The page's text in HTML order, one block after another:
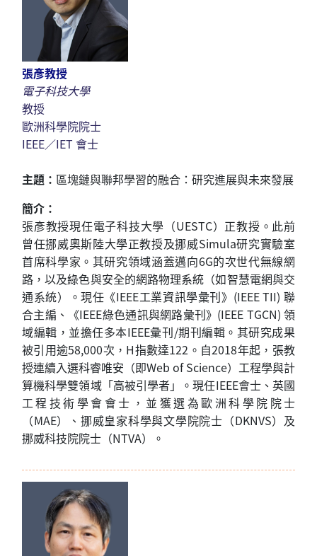
張彥教授
電子科技大學
教授
歐洲科學院院士
IEEE／IET 會士
主題： 區塊鏈與聯邦學習的融合：研究進展與未來發展
簡介：
張彥教授現任電子科技大學（UESTC）正教授。此前
曾任挪威奧斯陸大學正教授及挪威Simula研究實驗室
首席科學家。其研究領域涵蓋邁向6G的次世代無線網
路，以及綠色與安全的網路物理系統（如智慧電網與交
通系統）。現任《IEEE工業資訊學彙刊》(IEEE TII) 聯
合主編、《IEEE綠色通訊與網路彙刊》(IEEE TGCN) 領
域編輯，並擔任多本IEEE彙刊/期刊編輯。其研究成果
被引用逾58,000次，H指數達122。自2018年起，張教
授連續入選科睿唯安（即Web of Science）工程學與計
算機科學雙領域「高被引學者」。現任IEEE會士、英國
工程技術學會會士，並獲選為歐洲科學院院士
（MAE）、挪威皇家科學與文學院院士（DKNVS）及
挪威科技院院士（NTVA）。